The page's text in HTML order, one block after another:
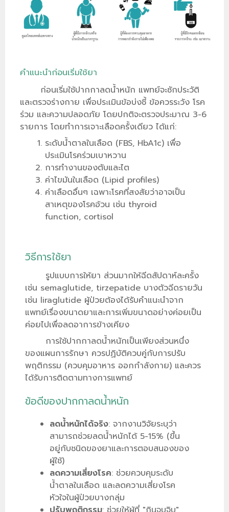
คำแนะนำก่อนเริ่มใช้ยา
ก่อนเริ่มใช้ปากกาลดน้ำหนัก แพทย์จะซักประวัติ
และตรวจร่างกาย เพื่อประเมินข้อบ่งชี้ ข้อควรระวัง โรค
ร่วม และความปลอดภัย โดยปกติจะตรวจประมาณ 3-6
รายการ โดยทำการเจาะเลือดครั้งเดียว ได้แก่:
ระดับน้ำตาลในเลือด (FBS, HbA1c) เพื่อ
ประเมินโรคร่วมเบาหวาน
การทำงานของตับและไต
ค่าไขมันในเลือด (Lipid profiles)
ค่าเลือดอื่นๆ เฉพาะโรคที่สงสัยว่าอาจเป็น
สาเหตุของโรคอ้วน เช่น thyroid
function, cortisol
วิธีการใช้ยา
รูปแบบการให้ยา ส่วนมากให้ฉีดสัปดาห์ละครั้ง
เช่น semaglutide, tirzepatide บางตัวฉีดรายวัน
เช่น liraglutide ผู้ป่วยต้องได้รับคำแนะนำจาก
แพทย์เรื่องขนาดยาและการเพิ่มขนาดอย่างค่อยเป็น
ค่อยไปเพื่อลดอาการข้างเคียง
การใช้ปากกาลดน้ำหนักเป็นเพียงส่วนหนึ่ง
ของแผนการรักษา ควรปฏิบัติควบคู่กับการปรับ
พฤติกรรม (ควบคุมอาหาร ออกกำลังกาย) และควร
ได้รับการติดตามทางการแพทย์
ข้อดีของปากกาลดน้ำหนัก
ลดน้ำหนักได้จริง: จากงานวิจัยระบุว่า
สามารถช่วยลดน้ำหนักได้ 5-15% (ขึ้น
อยู่กับชนิดของยาและการตอบสนองของ
ผู้ใช้)
ลดความเสี่ยงโรค: ช่วยควบคุมระดับ
น้ำตาลในเลือด และลดความเสี่ยงโรค
หัวใจในผู้ป่วยบางกลุ่ม